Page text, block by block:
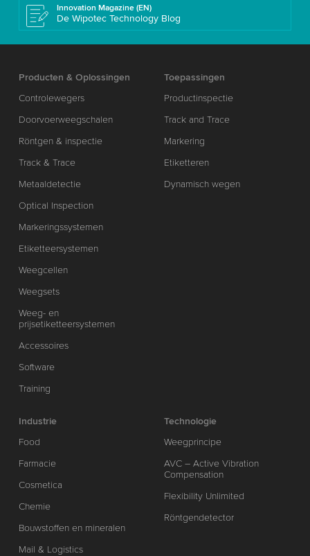
Innovation Magazine (EN)
De Wipotec Technology Blog
Producten & Oplossingen
Controlewegers
Doorvoerweegschalen
Röntgen & inspectie
Track & Trace
Metaaldetectie
Optical Inspection
Markeringssystemen
Etiketteersystemen
Weegcellen
Weegsets
Weeg- en
prijsetiketteersystemen
Accessoires
Software
Training
Toepassingen
Productinspectie
Track and Trace
Markering
Etiketteren
Dynamisch wegen
Industrie
Food
Farmacie
Cosmetica
Chemie
Bouwstoffen en mineralen
Mail & Logistics
Technologie
Weegprincipe
AVC – Active Vibration
Compensation
Flexibility Unlimited
Röntgendetector